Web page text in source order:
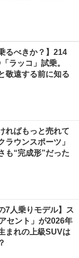
るべきか？】214
ラッコ」試乗。
敬遠する前に知る
ればもっと売れて
ラウンスポーツ」
も“完成形”だった
7人乗りモデル】ス
セント」が2026年
まれの上級SUVは